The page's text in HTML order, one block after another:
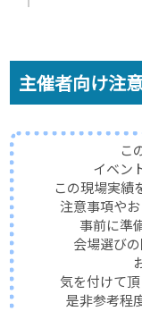
主催者向け注
こ
イベン
この現場実績
注意事項や
事前に準
会場選び
気を付けて
是非参考程